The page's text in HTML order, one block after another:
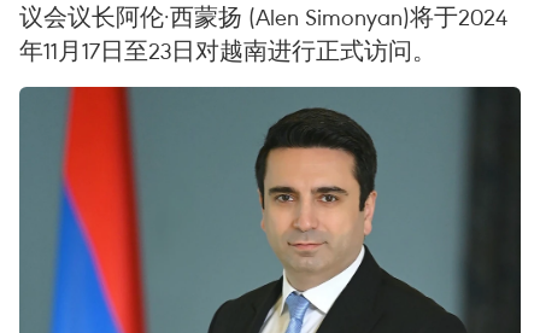
议会议长阿伦·西蒙扬 (Alen Simonyan)将于2024
年11月17日至23日对越南进行正式访问。